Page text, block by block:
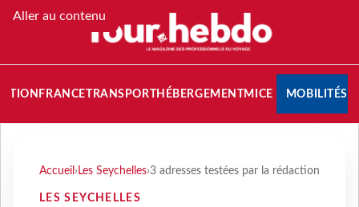
Aller au contenu
FRANCETRANSPORT HÉBERGEMENTMICE MOBILITÉS
Accueil › Les Seychelles›3 adresses testées par la rédaction
LES SEYCHELLES